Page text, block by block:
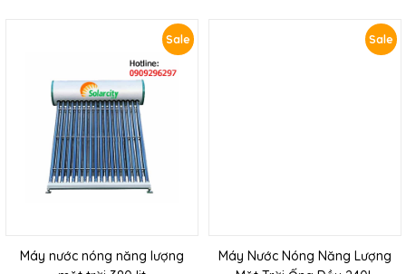
8.599.000 ₫.
9.229.000 ₫.
Sale
Máy nước nóng năng lượng
Sale
Máy Nước Nóng Năng Lượng